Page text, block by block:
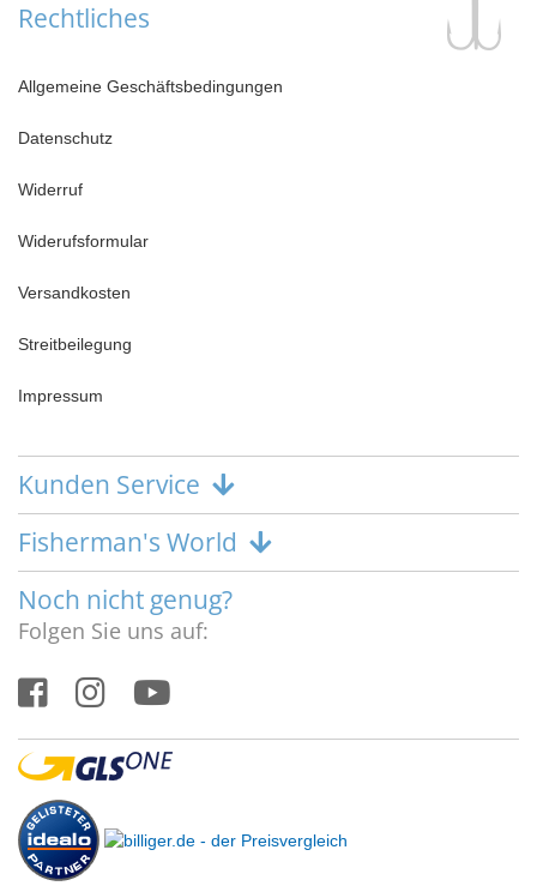
Rechtliches
Allgemeine Geschäftsbedingungen
Datenschutz
Widerruf
Widerufsformular
Versandkosten
Streitbeilegung
Impressum
Kunden Service
Fisherman's World
Noch nicht genug?
Folgen Sie uns auf: